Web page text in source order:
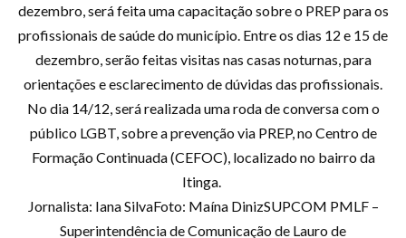
dezembro, será feita uma capacitação sobre o PREP para os
profissionais de saúde do município. Entre os dias 12 e 15 de
dezembro, serão feitas visitas nas casas noturnas, para
orientações e esclarecimento de dúvidas das profissionais.
No dia 14/12, será realizada uma roda de conversa com o
público LGBT, sobre a prevenção via PREP, no Centro de
Formação Continuada (CEFOC), localizado no bairro da
Itinga.
Jornalista: Iana SilvaFoto: Maína DinizSUPCOM PMLF –
Superintendência de Comunicação de Lauro de